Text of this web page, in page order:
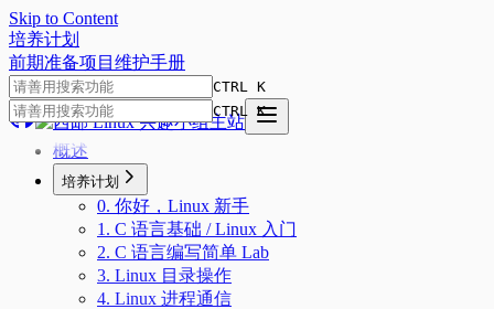
Skip to Content
培养计划
前期准备项目 维护手册
CTRL K
CTRL K
概述
培养计划
0. 你好，Linux 新手
1. C 语言基础 / Linux 入门
2. C 语言编写简单 Lab
3. Linux 目录操作
4. Linux 进程通信